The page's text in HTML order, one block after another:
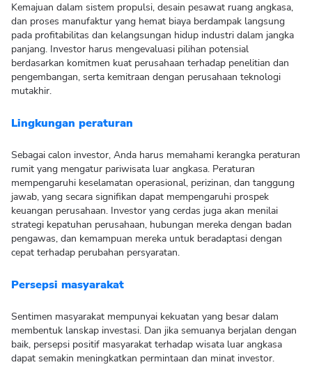
Kemajuan dalam sistem propulsi, desain pesawat ruang angkasa,
dan proses manufaktur yang hemat biaya berdampak langsung
pada profitabilitas dan kelangsungan hidup industri dalam jangka
panjang. Investor harus mengevaluasi pilihan potensial
berdasarkan komitmen kuat perusahaan terhadap penelitian dan
pengembangan, serta kemitraan dengan perusahaan teknologi
mutakhir.
Lingkungan peraturan
Sebagai calon investor, Anda harus memahami kerangka peraturan
rumit yang mengatur pariwisata luar angkasa. Peraturan
mempengaruhi keselamatan operasional, perizinan, dan tanggung
jawab, yang secara signifikan dapat mempengaruhi prospek
keuangan perusahaan. Investor yang cerdas juga akan menilai
strategi kepatuhan perusahaan, hubungan mereka dengan badan
pengawas, dan kemampuan mereka untuk beradaptasi dengan
cepat terhadap perubahan persyaratan.
Persepsi masyarakat
Sentimen masyarakat mempunyai kekuatan yang besar dalam
membentuk lanskap investasi. Dan jika semuanya berjalan dengan
baik, persepsi positif masyarakat terhadap wisata luar angkasa
dapat semakin meningkatkan permintaan dan minat investor.